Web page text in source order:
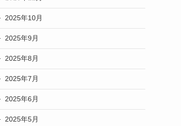
2025年10月
2025年9月
2025年8月
2025年7月
2025年6月
2025年5月